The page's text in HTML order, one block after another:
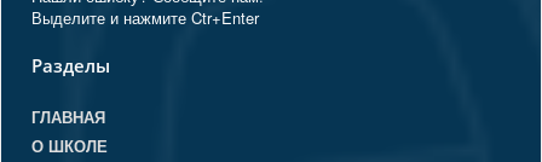
Выделите и нажмите Ctr+Enter
Разделы
ГЛАВНАЯ
О ШКОЛЕ